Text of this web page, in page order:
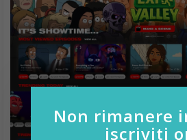
Non rimanere
iscriviti